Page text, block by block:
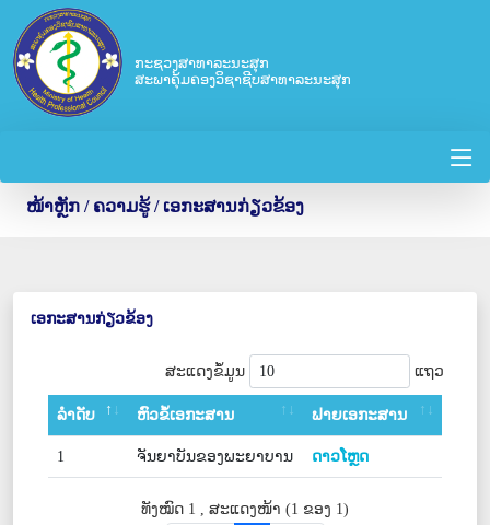
ກະຊວງສາທາລະນະສຸກ
ສະພາຄຸ້ມຄອງວິຊາຊີບສາທາລະນະສຸກ
ໜ້າຫຼັກ / ຄວາມຮູ້ / ເອກະສານກ່ຽວຂ້ອງ
ເອກະສານກ່ຽວຂ້ອງ
ສະແດງຂໍ້ມູນ ແຖວ
ລຳດັບ ຫົວຂໍ້ເອກະສານ ຟາຍເອກະສານ
1 ຈັນຍາບັນຂອງພະຍາບານ ດາວໂຫຼດ
ທັງໝົດ 1 , ສະແດງໜ້າ (1 ຂອງ 1)